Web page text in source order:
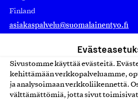
Sivustomme käyttää evästeitä.
kehittämään verkkopalveluamme,
ja analysoimaan verkkoliikennettä.
välttämättömiä, jotta sivut
Finland
asiakaspalvelu@suomalainentyo.fi
Avainlippu